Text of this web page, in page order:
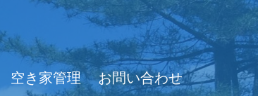
空き家管理 お問い合わせ